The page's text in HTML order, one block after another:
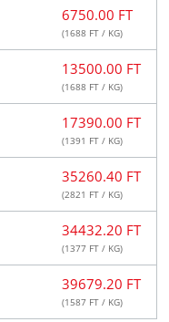
6750.00 FT
(1688 FT / KG)
13500.00 FT
(1688 FT / KG)
17390.00 FT
(1391 FT / KG)
35260.40 FT
(2821 FT / KG)
34432.20 FT
(1377 FT / KG)
39679.20 FT
(1587 FT / KG)